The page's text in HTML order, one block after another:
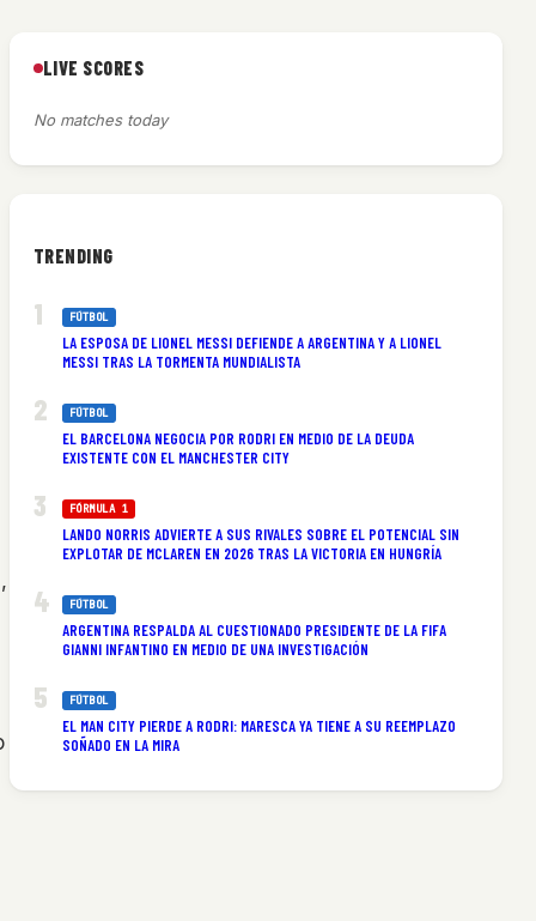
LIVE SCORES
No matches today
TRENDING
FÚTBOL
LA ESPOSA DE LIONEL MESSI DEFIENDE A ARGENTINA Y A LIONEL
MESSI TRAS LA TORMENTA MUNDIALISTA
FÚTBOL
EL BARCELONA NEGOCIA POR RODRI EN MEDIO DE LA DEUDA
EXISTENTE CON EL MANCHESTER CITY
FÓRMULA 1
LANDO NORRIS ADVIERTE A SUS RIVALES SOBRE EL POTENCIAL SIN
EXPLOTAR DE MCLAREN EN 2026 TRAS LA VICTORIA EN HUNGRÍA
FÚTBOL
ARGENTINA RESPALDA AL CUESTIONADO PRESIDENTE DE LA FIFA
GIANNI INFANTINO EN MEDIO DE UNA INVESTIGACIÓN
FÚTBOL
EL MAN CITY PIERDE A RODRI: MARESCA YA TIENE A SU REEMPLAZO
SOÑADO EN LA MIRA